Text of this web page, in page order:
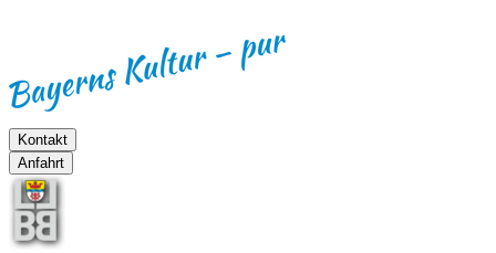
Kontakt
Anfahrt